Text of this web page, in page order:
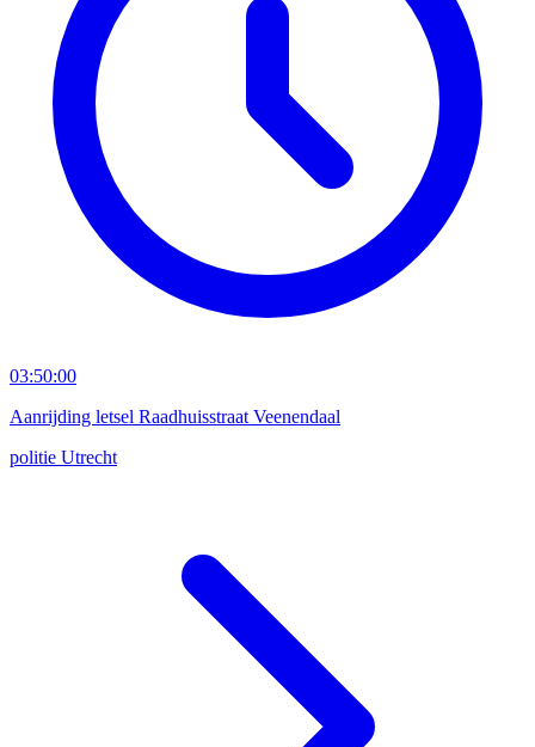
03:50:00
Aanrijding letsel Raadhuisstraat Veenendaal
politie Utrecht